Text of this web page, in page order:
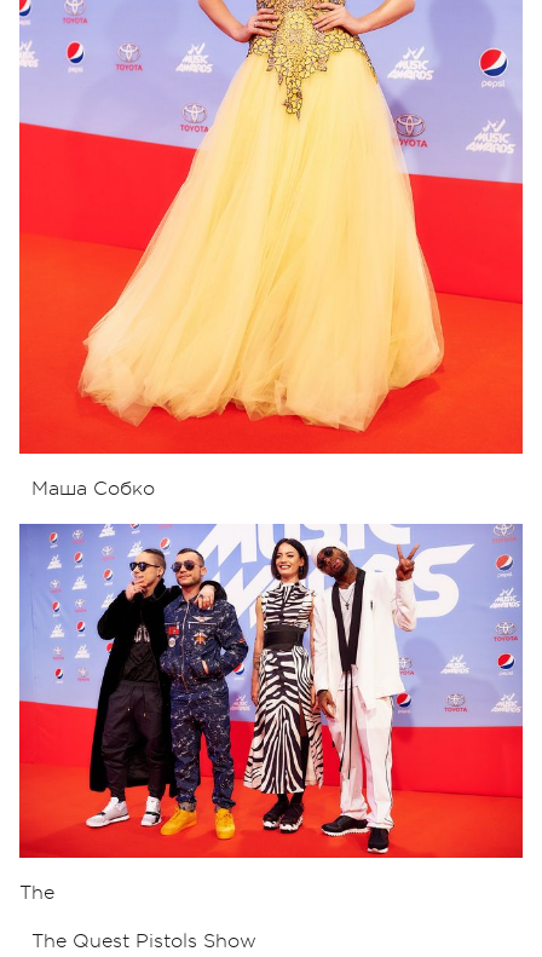
Маша Собко
The
The Quest Pistols Show